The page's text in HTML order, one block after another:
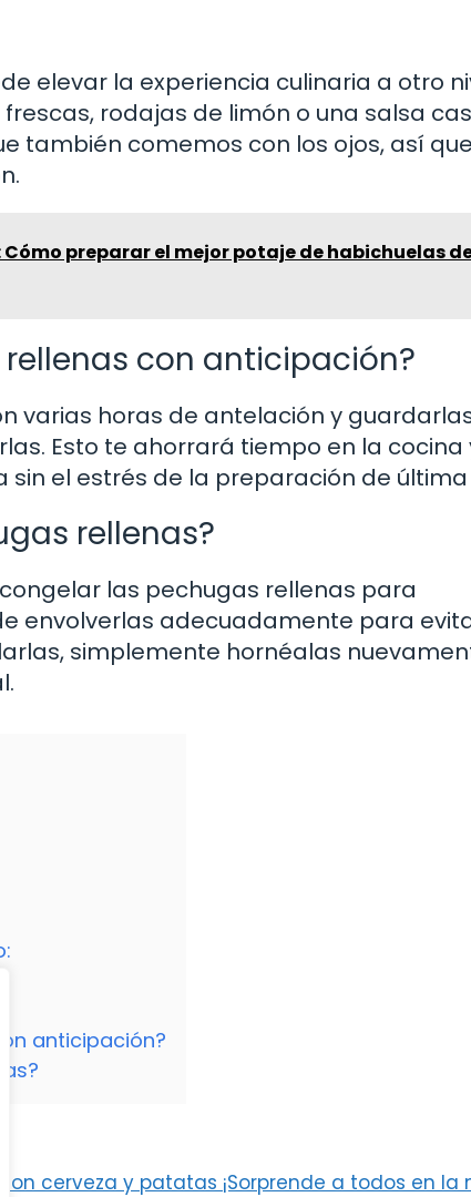
elevar la experiencia culinaria a otro
rodajas de limón o una salsa
también comemos con los ojos, así
preparar el mejor potaje de habichuelas
con anticipación?
varias horas de antelación y
Esto te ahorrará tiempo en la cocina
el estrés de la preparación de
rellenas?
las pechugas rellenas para
envolverlas adecuadamente para
simplemente hornéalas
anticipación?
cerveza y patatas ¡Sorprende a todos en la